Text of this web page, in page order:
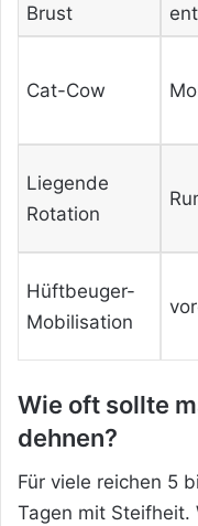
Brust
Cat-Cow
Liegende
Rotation
Hüftbeuger-
Mobilisation
Wie oft sollte
dehnen?
Für viele reichen 5
Tagen mit Steifheit.